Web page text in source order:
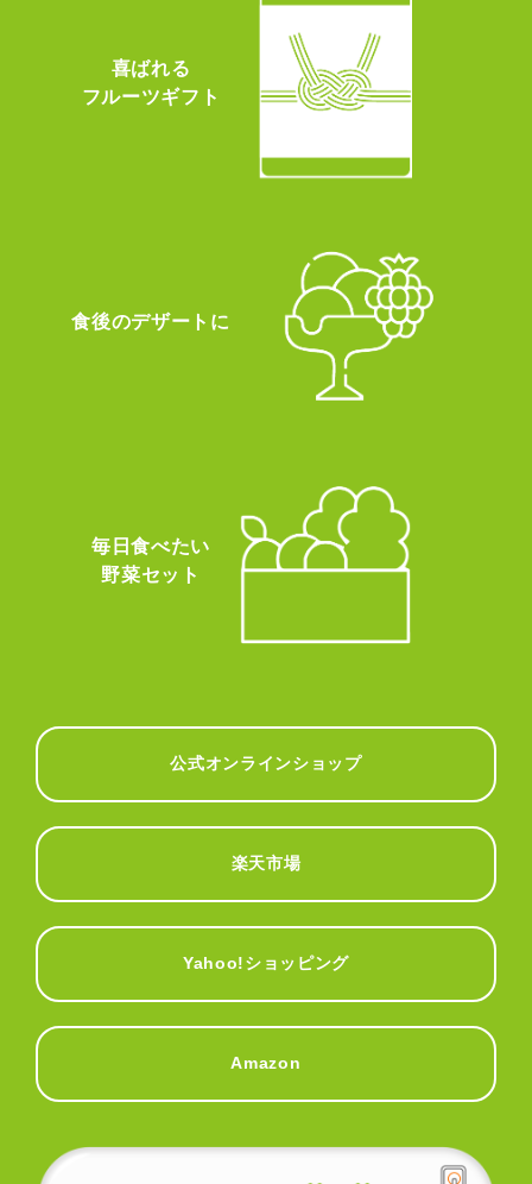
喜ばれる
フルーツギフト
食後のデザートに
毎日食べたい
野菜セット
公式オンラインショップ
楽天市場
Yahoo!ショッピング
Amazon